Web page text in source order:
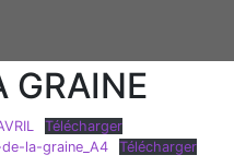
GRAINE
Télécharger
la-graine_A4
Télécharger